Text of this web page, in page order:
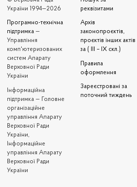
України 1994—2026
Програмно-технічна
підтримка —
Управління
комп'ютеризованих
систем Апарату
Верховної Ради
України
Iнформаційна
підтримка — Головне
організаційне
управління Апарату
Верховної Ради
України,
Інформаційне
управління Апарату
Верховної Ради
України
реквізитами
Архів
законопроєктів,
проєктів інших актів
за ( III – IX скл.)
Правила
оформлення
Зареєстровані за
поточний тиждень